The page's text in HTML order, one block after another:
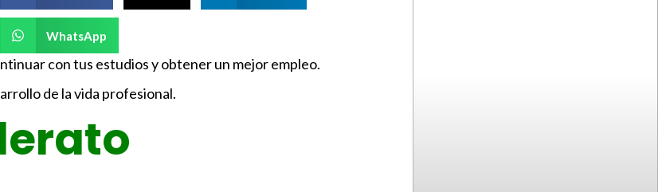
WhatsApp
con tus estudios y obtener un mejor empleo.
de la vida profesional.